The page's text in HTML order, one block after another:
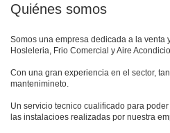
Quiénes somos
Somos una empresa dedicada a la venta
Hosleleria, Frio Comercial y Aire
Con una gran experiencia en el sector,
mantenimineto.
Un servicio tecnico cualificado para
las instalacioes realizadas por nuestra